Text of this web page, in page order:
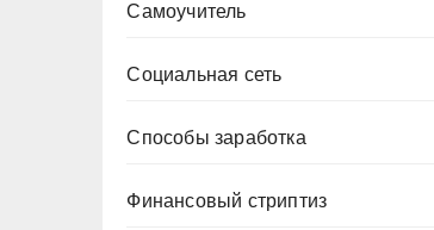
Самоучитель
Социальная сеть
Способы заработка
Финансовый стриптиз